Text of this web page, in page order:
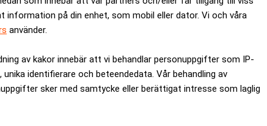
information på din enhet, som mobil eller dator. Vi och våra
använder.
av kakor innebär att vi behandlar personuppgifter som IP-
unika identifierare och beteendedata. Vår behandling av
sker med samtycke eller berättigat intresse som laglig